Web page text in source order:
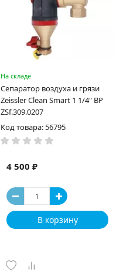
На складе
Сепаратор воздуха и грязи
Zeissler Clean Smart 1 1/4" ВР
ZSf.309.0207
Код товара: 56795
4 500 ₽
В корзину